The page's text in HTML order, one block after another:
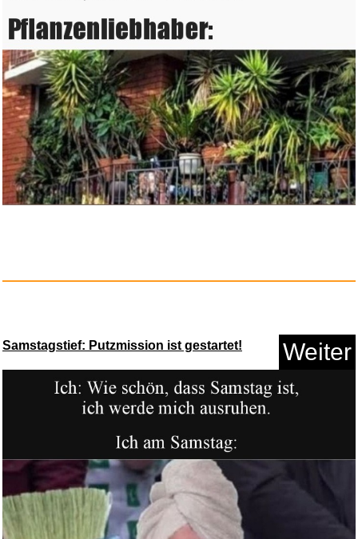
Tortenaufleger Endlich Schulki...
Anzeige
Tuloka Thermisches Klebeband
l...
Samstagstief: Putzmission ist gestartet! Weiter